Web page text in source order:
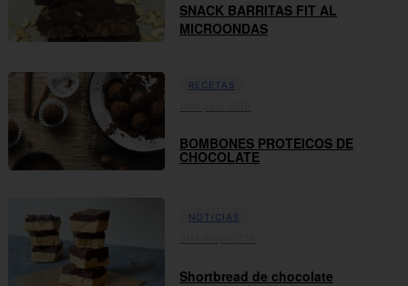
SNACK BARRITAS FIT AL
MICROONDAS
RECETAS
BOMBONES PROTEICOS DE
CHOCOLATE
NOTICIAS
Shortbread de chocolate